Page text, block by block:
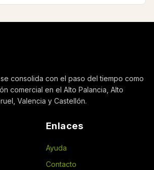
consolida con el paso del tiempo como
comercial en el Alto Palancia, Alto
Valencia y Castellón.
Enlaces
Ayuda
Contacto